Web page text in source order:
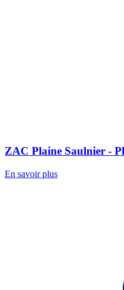
ZAC Plaine Saulnier -
En savoir plus